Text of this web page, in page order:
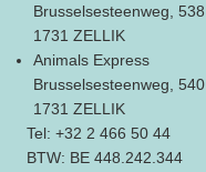
Brusselsesteenweg, 538
1731 ZELLIK
Animals Express
Brusselsesteenweg, 540
1731 ZELLIK
Tel: +32 2 466 50 44
BTW: BE 448.242.344